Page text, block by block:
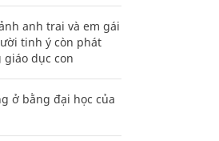
anh trai và em gái
tinh ý còn phát
dục con
ở bằng đại học của